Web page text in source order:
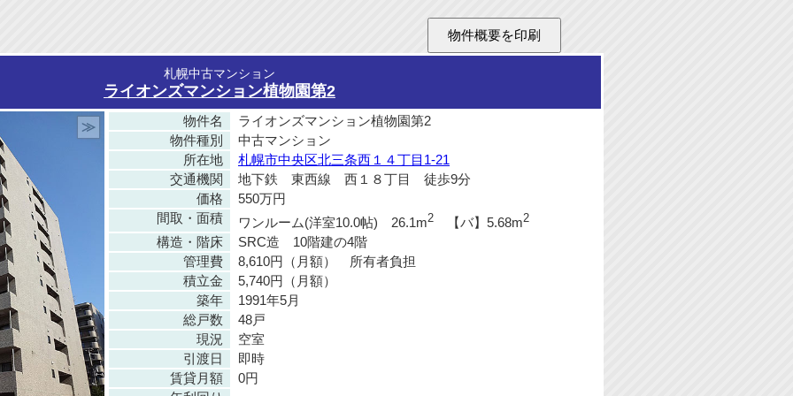
札幌中古マンション
ライオンズマンション植物園第2
≫ 物件名
ライオンズマンション植物園第2
物件種別
中古マンション
所在地
札幌市中央区北三条西１４丁目1-21
交通機関
地下鉄 東西線 西１８丁目 徒歩9分
価格
550万円
間取・面積
ワンルーム(洋室10.0帖) 26.1m2 【バ】5.68m2
構造・階床
SRC造 10階建の4階
管理費
8,610円（月額） 所有者負担
積立金
5,740円（月額）
築年
1991年5月
総戸数
48戸
現況
空室
引渡日
即時
賃貸月額
0円